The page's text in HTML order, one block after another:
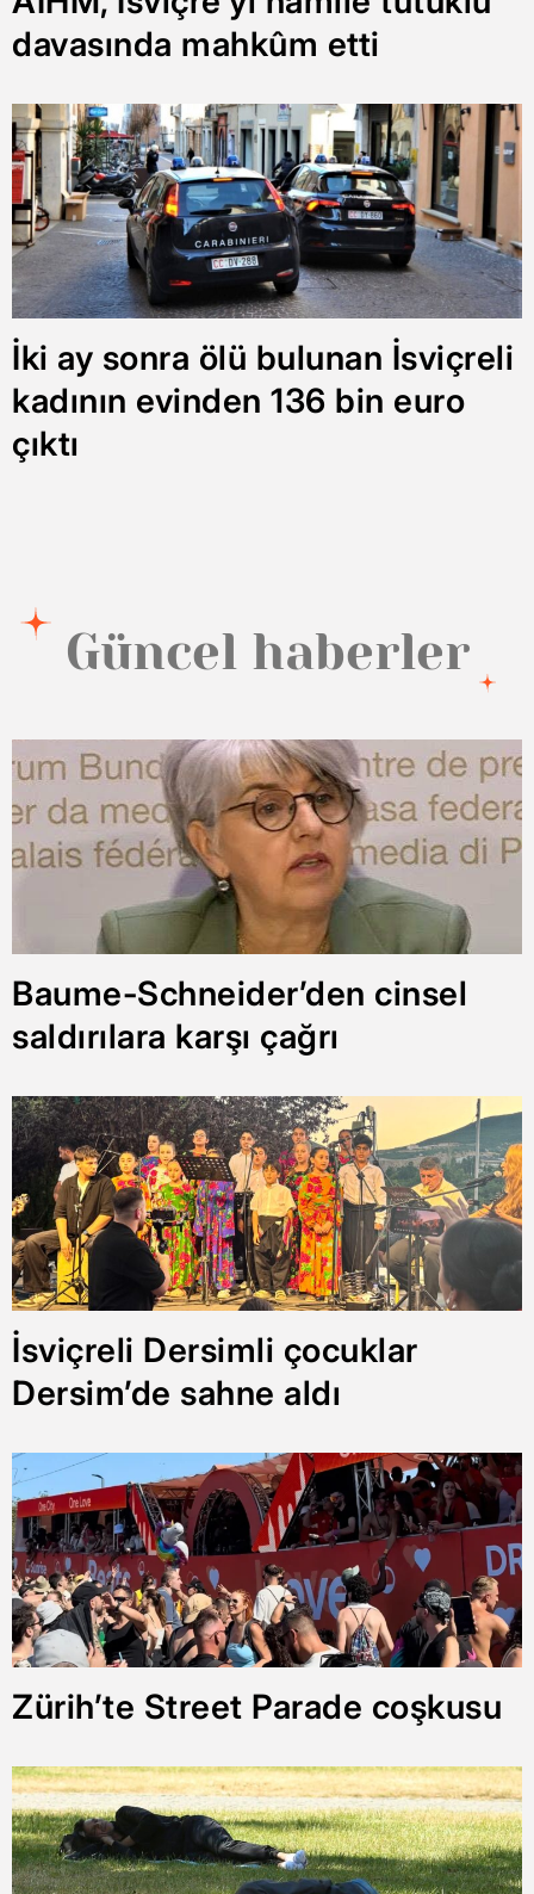
davasında mahkûm etti
İki ay sonra ölü bulunan İsviçreli
kadının evinden 136 bin euro
çıktı
Güncel haberler
Baume-Schneider’den cinsel
saldırılara karşı çağrı
İsviçreli Dersimli çocuklar
Dersim’de sahne aldı
Zürih’te Street Parade coşkusu